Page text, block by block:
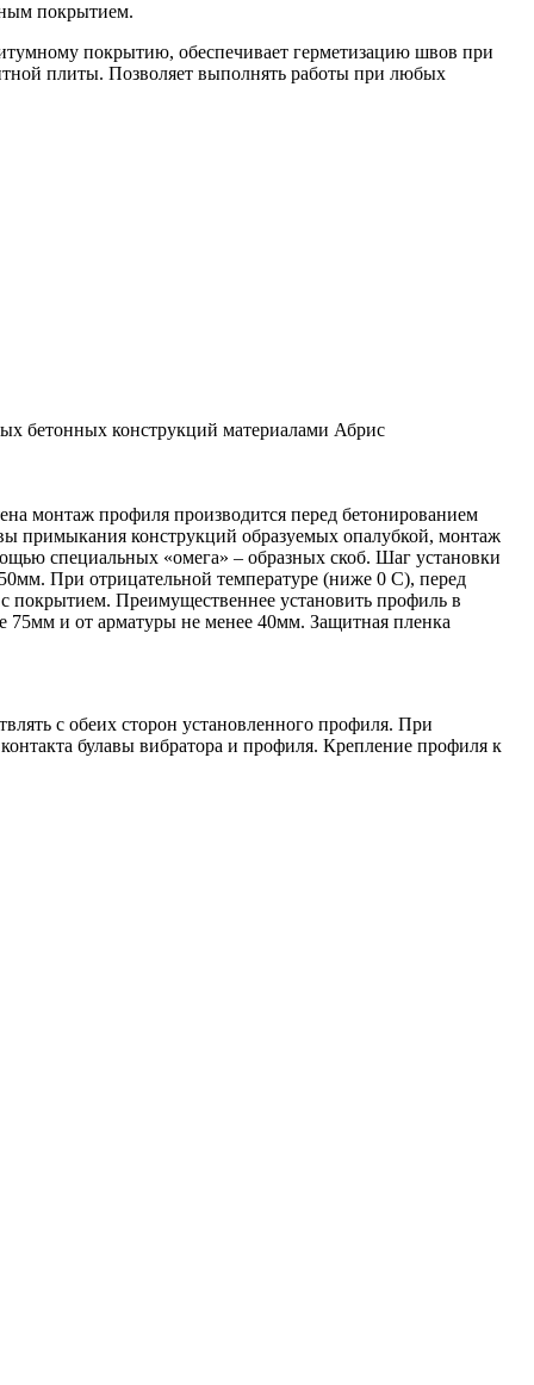
покрытием.
покрытию, обеспечивает герметизацию швов при
плиты. Позволяет выполнять работы при любых
монтаж профиля производится перед бетонированием
примыкания конструкций образуемых опалубкой, монтаж
специальных «омега» – образных скоб. Шаг установки
При отрицательной температуре (ниже 0 С), перед
покрытием. Преимущественнее установить профиль в
75мм и от арматуры не менее 40мм. Защитная пленка
с обеих сторон установленного профиля. При
булавы вибратора и профиля. Крепление профиля к